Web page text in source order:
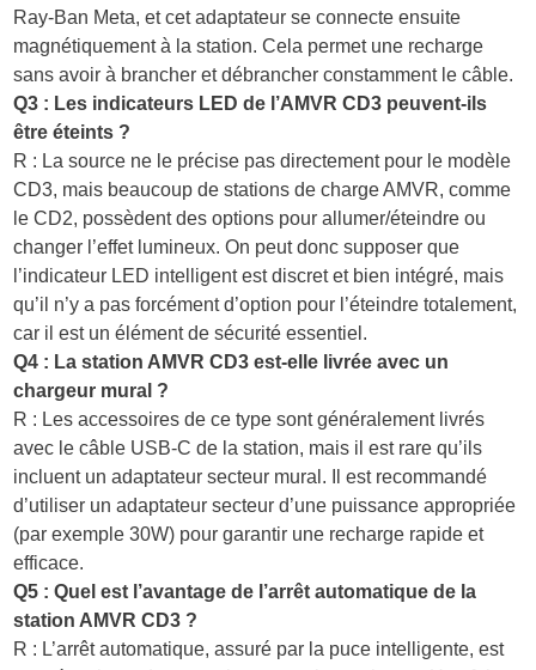
Ray-Ban Meta, et cet adaptateur se connecte ensuite
magnétiquement à la station. Cela permet une recharge
sans avoir à brancher et débrancher constamment le câble.
Q3 : Les indicateurs LED de l’AMVR CD3 peuvent-ils
être éteints ?
R : La source ne le précise pas directement pour le modèle
CD3, mais beaucoup de stations de charge AMVR, comme
le CD2, possèdent des options pour allumer/éteindre ou
changer l’effet lumineux. On peut donc supposer que
l’indicateur LED intelligent est discret et bien intégré, mais
qu’il n’y a pas forcément d’option pour l’éteindre totalement,
car il est un élément de sécurité essentiel.
Q4 : La station AMVR CD3 est-elle livrée avec un
chargeur mural ?
R : Les accessoires de ce type sont généralement livrés
avec le câble USB-C de la station, mais il est rare qu’ils
incluent un adaptateur secteur mural. Il est recommandé
d’utiliser un adaptateur secteur d’une puissance appropriée
(par exemple 30W) pour garantir une recharge rapide et
efficace.
Q5 : Quel est l’avantage de l’arrêt automatique de la
station AMVR CD3 ?
R : L’arrêt automatique, assuré par la puce intelligente, est